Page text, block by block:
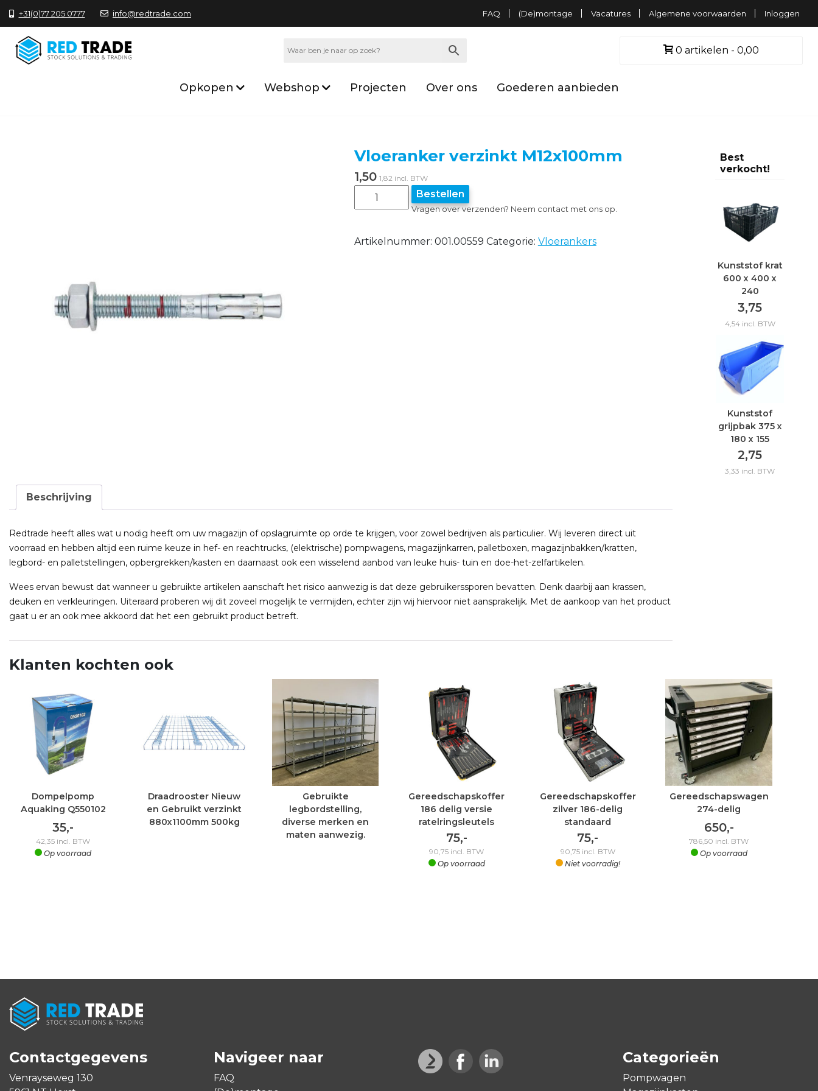
+31(0)77 205 0777 info@redtrade.com FAQ (De)montage Vacatures Algemene voorwaarden Inloggen
0 artikelen 0,00
Opkopen Webshop Projecten Over ons Goederen aanbieden
Vloeranker verzinkt M12x100mm
1,50 1,82incl. BTW
Vloeranker
verzinkt
aantal
Bestellen
Vragen over verzenden? Neem contact met ons op.
Artikelnummer: 001.00559 Categorie: Vloerankers
Beschrijving
Redtrade heeft alles wat u nodig heeft om uw magazijn of opslagruimte op orde te krijgen, voor zowel bedrijven als particulier. Wij leveren direct uit
voorraad en hebben altijd een ruime keuze in hef- en reachtrucks, (elektrische) pompwagens, magazijnkarren, palletboxen, magazijnbakken/kratten,
legbord- en palletstellingen, opbergrekken/kasten en daarnaast ook een wisselend aanbod van leuke huis- tuin en doe-het-zelfartikelen.
Wees ervan bewust dat wanneer u gebruikte artikelen aanschaft het risico aanwezig is dat deze gebruikerssporen bevatten. Denk daarbij aan krassen,
deuken en verkleuringen. Uiteraard proberen wij dit zoveel mogelijk te vermijden, echter zijn wij hiervoor niet aansprakelijk. Met de aankoop van het product
gaat u er an ook mee akkoord dat het een gebruikt product betreft.
Best
verkocht!
Kunststof krat
600 x 400 x
240
3,75
4,54incl. BTW
Kunststof
grijpbak 375 x
180 x 155
2,75
3,33 incl. BTW
Klanten kochten ook
Dompelpomp
Aquaking Q550102
35,-
42,35 incl. BTW
Op voorraad
Draadrooster Nieuw
en Gebruikt verzinkt
880x1100mm 500kg
Gebruikte
legbordstelling,
diverse merken en
maten aanwezig.
Gereedschapskoffer
186 delig versie
ratelringsleutels
75,-
90,75 incl. BTW
Op voorraad
Gereedschapskoffer
zilver 186-delig
standaard
75,-
90,75incl. BTW
Niet voorradig!
Gereedschapswagen
274-delig
650,-
786,50 incl. BTW
Op voorraad
Contactgegevens
Venrayseweg 130
Navigeer naar
FAQ
Categorieën
Pompwagen